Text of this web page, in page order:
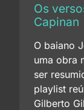
Os
Capinan
O baiano
uma obra
ser
playlist
Gilberto